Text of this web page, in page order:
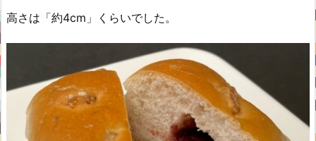
高さは「約4cm」くらいでした。